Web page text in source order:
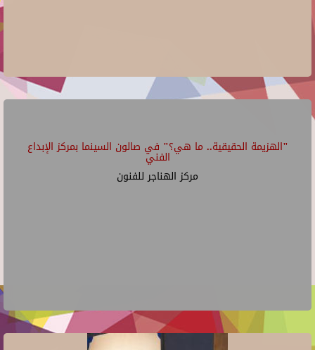
"الهزيمة الحقيقية.. ما هي؟" في صالون السينما بمركز الإبداع
الفني
مركز الهناجر للفنون